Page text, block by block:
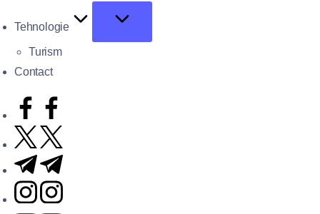
Tehnologie
Turism
Contact